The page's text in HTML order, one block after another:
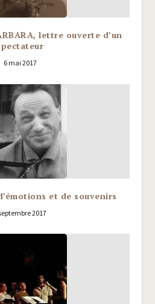
lettre ouverte d’un
6 mai 2017
et de souvenirs
2017